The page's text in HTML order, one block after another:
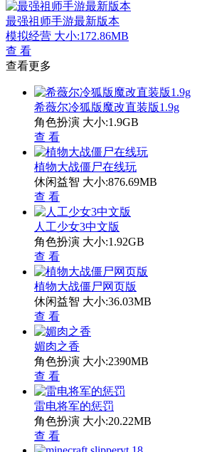
最强祖师手游最新版本
模拟经营 大小:172.86MB
查 看
查看更多
希薇尔冷狐版魔改直装版1.9g
角色扮演 大小:1.9GB
查 看
植物大战僵尸在线玩
休闲益智 大小:876.69MB
查 看
人工少女3中文版
角色扮演 大小:1.92GB
查 看
植物大战僵尸网页版
休闲益智 大小:36.03MB
查 看
媚肉之香
角色扮演 大小:2390MB
查 看
雷电将军的惩罚
角色扮演 大小:20.22MB
查 看